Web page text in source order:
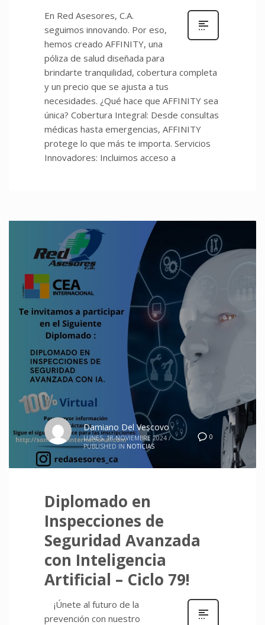
En Red Asesores, C.A.
seguimos innovando. Por eso,
hemos creado AFFINITY, una
póliza de salud diseñada para
brindarte tranquilidad, cobertura completa
y un precio que se ajusta a tus
necesidades. ¿Qué hace que AFFINITY sea
única? Cobertura Integral: Desde consultas
médicas hasta emergencias, AFFINITY
protege lo que más te importa. Servicios
Innovadores: Incluimos acceso a
0
Damiano Del Vescovo
LUNES, 18 NOVIEMBRE 2024 /
PUBLISHED IN NOTICIAS
Diplomado en
Inspecciones de
Seguridad Avanzada
con Inteligencia
Artificial – Ciclo 79!
¡Únete al futuro de la
prevención con nuestro